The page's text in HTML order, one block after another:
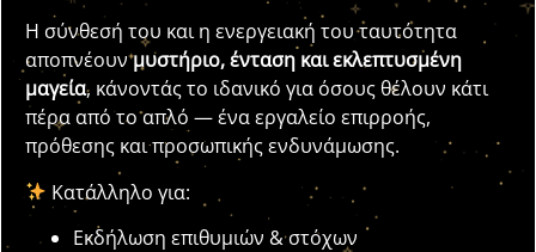
Η σύνθεσή του και η ενεργειακή του ταυτότητα
αποπνέουνμυστήριο, ένταση και εκλεπτυσμένη
μαγεία, κάνοντάς το ιδανικό για όσους θέλουν κάτι
πέρα από το απλό — ένα εργαλείο επιρροής,
πρόθεσης και προσωπικής ενδυνάμωσης.
Κατάλληλο για:
Εκδήλωση επιθυμιών & στόχων